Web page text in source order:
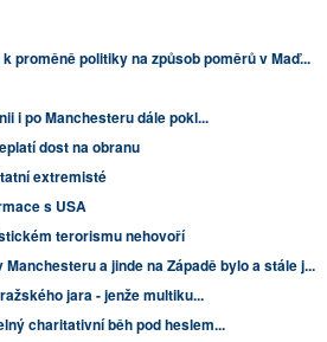
proměně politiky na způsob poměrů v Maď...
i po Manchesteru dále pokl...
dost na obranu
extremisté
s USA
terorismu nehovoří
a jinde na Západě bylo a stále j...
jara - jenže multiku...
charitativní běh pod heslem...